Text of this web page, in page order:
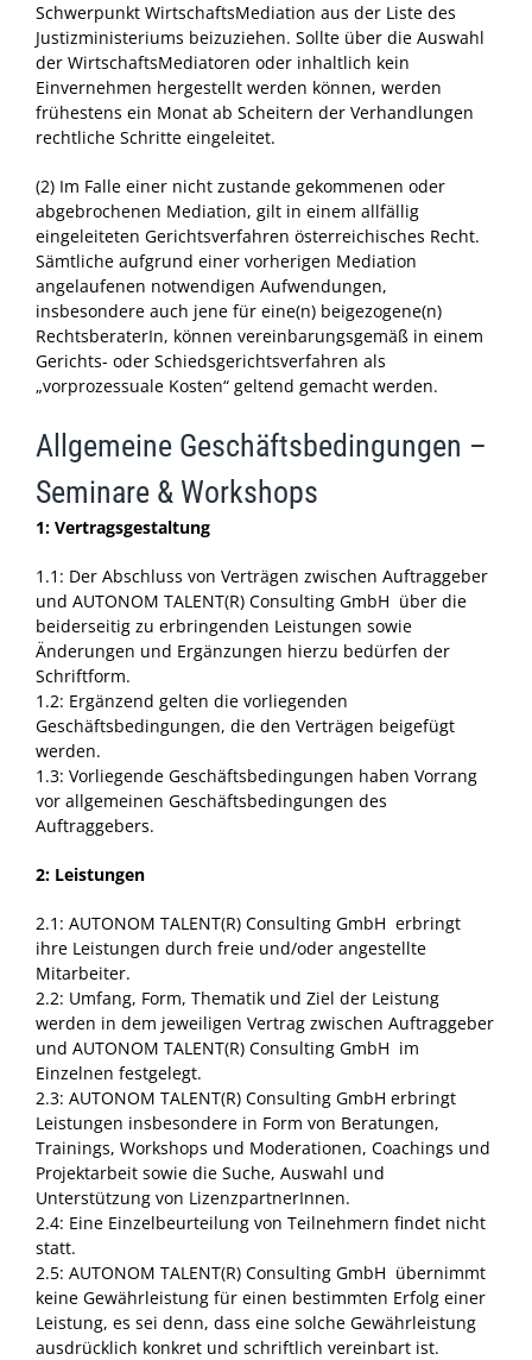
Schwerpunkt WirtschaftsMediation aus der Liste des
Justizministeriums beizuziehen. Sollte über die Auswahl
der WirtschaftsMediatoren oder inhaltlich kein
Einvernehmen hergestellt werden können, werden
frühestens ein Monat ab Scheitern der Verhandlungen
rechtliche Schritte eingeleitet.
(2) Im Falle einer nicht zustande gekommenen oder
abgebrochenen Mediation, gilt in einem allfällig
eingeleiteten Gerichtsverfahren österreichisches Recht.
Sämtliche aufgrund einer vorherigen Mediation
angelaufenen notwendigen Aufwendungen,
insbesondere auch jene für eine(n) beigezogene(n)
RechtsberaterIn, können vereinbarungsgemäß in einem
Gerichts- oder Schiedsgerichtsverfahren als
„vorprozessuale Kosten“ geltend gemacht werden.
Allgemeine Geschäftsbedingungen –
Seminare & Workshops
1: Vertragsgestaltung
1.1: Der Abschluss von Verträgen zwischen Auftraggeber
und AUTONOM TALENT(R) Consulting GmbH über die
beiderseitig zu erbringenden Leistungen sowie
Änderungen und Ergänzungen hierzu bedürfen der
Schriftform.
1.2: Ergänzend gelten die vorliegenden
Geschäftsbedingungen, die den Verträgen beigefügt
werden.
1.3: Vorliegende Geschäftsbedingungen haben Vorrang
vor allgemeinen Geschäftsbedingungen des
Auftraggebers.
2: Leistungen
2.1: AUTONOM TALENT(R) Consulting GmbH erbringt
ihre Leistungen durch freie und/oder angestellte
Mitarbeiter.
2.2: Umfang, Form, Thematik und Ziel der Leistung
werden in dem jeweiligen Vertrag zwischen Auftraggeber
und AUTONOM TALENT(R) Consulting GmbH im
Einzelnen festgelegt.
2.3: AUTONOM TALENT(R) Consulting GmbH erbringt
Leistungen insbesondere in Form von Beratungen,
Trainings, Workshops und Moderationen, Coachings und
Projektarbeit sowie die Suche, Auswahl und
Unterstützung von LizenzpartnerInnen.
2.4: Eine Einzelbeurteilung von Teilnehmern findet nicht
statt.
2.5: AUTONOM TALENT(R) Consulting GmbH übernimmt
keine Gewährleistung für einen bestimmten Erfolg einer
Leistung, es sei denn, dass eine solche Gewährleistung
ausdrücklich konkret und schriftlich vereinbart ist.